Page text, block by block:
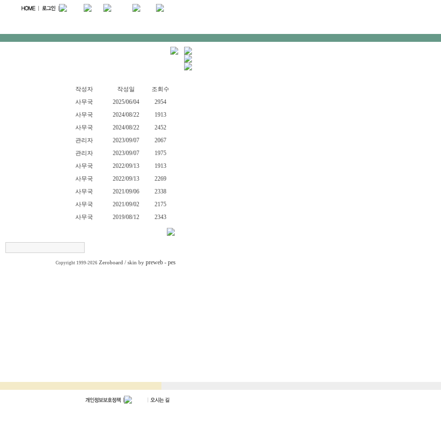
작성자 작성일
조회수
사무국 2025/06/04
2954
사무국 2024/08/22
1913
사무국 2024/08/22
2452
관리자 2023/09/07
2067
관리자 2023/09/07
1975
사무국 2022/09/13
1913
사무국 2022/09/13
2269
사무국 2021/09/06
2338
사무국 2021/09/02
2175
사무국 2019/08/12 2343
Copyright 1999-2026 Zeroboard / skin by preweb - pes